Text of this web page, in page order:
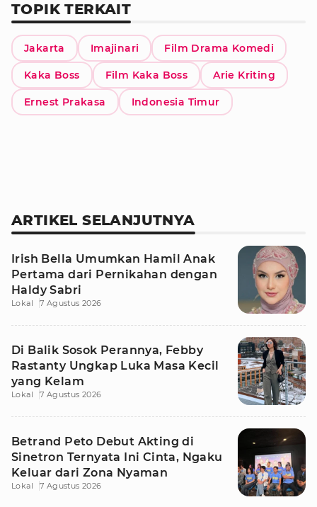
TOPIK TERKAIT
Jakarta Imajinari Film Drama Komedi
Kaka Boss Film Kaka Boss Arie Kriting
Ernest Prakasa Indonesia Timur
ARTIKEL SELANJUTNYA
Irish Bella Umumkan Hamil Anak
Pertama dari Pernikahan dengan
Haldy Sabri
Lokal 7 Agustus 2026
Di Balik Sosok Perannya, Febby
Rastanty Ungkap Luka Masa Kecil
yang Kelam
Lokal 7 Agustus 2026
Betrand Peto Debut Akting di
Sinetron Ternyata Ini Cinta, Ngaku
Keluar dari Zona Nyaman
Lokal 7 Agustus 2026